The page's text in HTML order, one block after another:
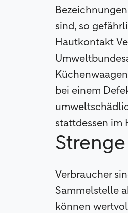
sind, so
Hautkontakt
bei einem
stattdessen im
Verbraucher
Sammelstelle
können